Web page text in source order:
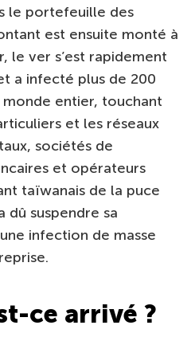
le portefeuille des
est ensuite monté à
le ver s’est rapidement
a infecté plus de 200
entier, touchant
et les réseaux
sociétés de
et opérateurs
taïwanais de la puce
dû suspendre sa
infection de masse
ce arrivé ?